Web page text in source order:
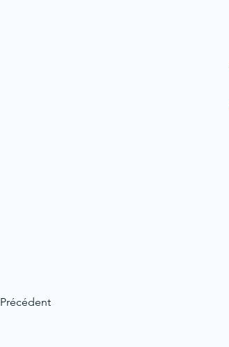
Précédent